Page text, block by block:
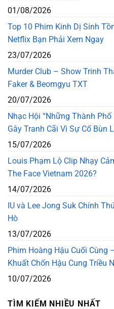
01/08/2026
Top 10 Phim Kinh Dị Sinh
Netflix Bạn Phải Xem Ngay
23/07/2026
Murder Club – Show Trinh
Faker & Beomgyu TXT
20/07/2026
Nhạc Hội “Những Thành
Gây Tranh Cãi Vì Sự Cố Bùn
15/07/2026
Louis Phạm Lộ Clip Nhạy
The Face Vietnam 2026?
14/07/2026
IU và Lee Jong Suk Chính
Hò
13/07/2026
Phim Hoàng Hậu Cuối Cùng
Khuất Chốn Hậu Cung Triều
10/07/2026
TÌM KIẾM NHIỀU NHẤT